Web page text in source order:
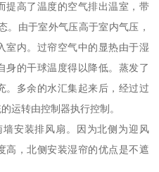
提高了温度的空气排出温室，带
。由于室外气压高于室内气压，
室内。过帘空气中的显热由于湿
身的干球温度得以降低。蒸发了
。多余的水汇集起来后，经过过
运转由控制器执行控制。
安装排风扇。因为北侧为迎风
高，北侧安装湿帘的优点是不遮